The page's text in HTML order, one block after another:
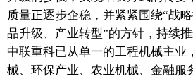
质量正逐步企稳，并紧紧围绕“战
品升级、产业转型”的方针，持续
中联重科已从单一的工程机械主业
械、环保产业、农业机械、金融服